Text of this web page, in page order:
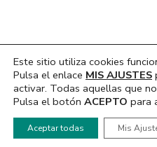
Este sitio utiliza cookies
Pulsa el enlace MIS AJUSTES
activar. Todas aquellas que
Pulsa el botón ACEPTO para
Aceptar todas Mis
Hola, ¿En